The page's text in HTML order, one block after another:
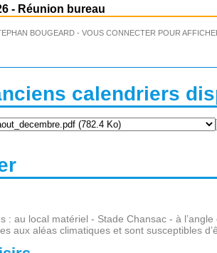
- Réunion bureau
BOUGEARD - VOUS CONNECTER POUR
calendriers
: au local matériel - Stade Chansac - à
aux aléas climatiques et sont susceptibles